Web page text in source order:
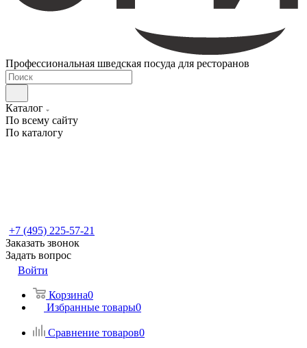
Профессиональная шведская посуда для ресторанов
Каталог
По всему сайту
По каталогу
+7 (495) 225-57-21
Заказать звонок
Задать вопрос
Войти
Корзина0
Избранные товары0
Сравнение товаров0